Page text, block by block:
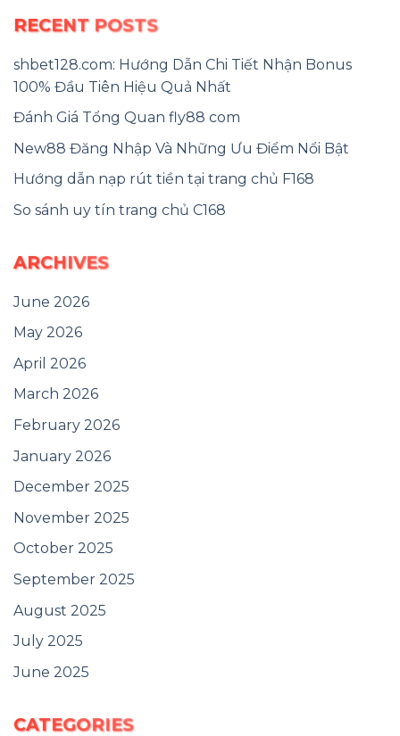
RECENT POSTS
shbet128.com: Hướng Dẫn Chi Tiết Nhận Bonus
100% Đầu Tiên Hiệu Quả Nhất
Đánh Giá Tổng Quan fly88 com
New88 Đăng Nhập Và Những Ưu Điểm Nổi Bật
Hướng dẫn nạp rút tiền tại trang chủ F168
So sánh uy tín trang chủ C168
ARCHIVES
June 2026
May 2026
April 2026
March 2026
February 2026
January 2026
December 2025
November 2025
October 2025
September 2025
August 2025
July 2025
June 2025
CATEGORIES